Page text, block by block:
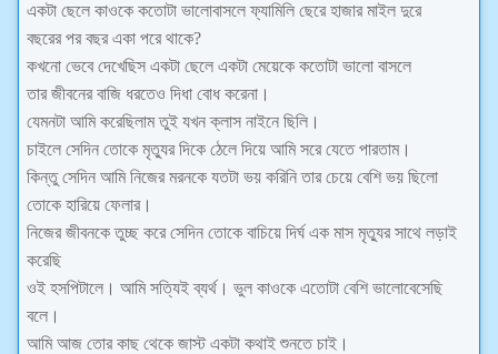
একটা ছেলে কাওকে কতোটা ভালোবাসলে ফ্যামিলি ছেরে হাজার মাইল দুরে
বছরের পর বছর একা পরে থাকে?
কখনো ভেবে দেখেছিস একটা ছেলে একটা মেয়েকে কতোটা ভালো বাসলে
তার জীবনের বাজি ধরতেও দিধা বোধ করেনা।
যেমনটা আমি করেছিলাম তুই যখন ক্লাস নাইনে ছিলি।
চাইলে সেদিন তোকে মৃত্যুর দিকে ঠেলে দিয়ে আমি সরে যেতে পারতাম।
কিন্তু সেদিন আমি নিজের মরনকে যতটা ভয় করিনি তার চেয়ে বেশি ভয় ছিলো
তোকে হারিয়ে ফেলার।
নিজের জীবনকে তুচ্ছ করে সেদিন তোকে বাচিয়ে দির্ঘ এক মাস মৃত্যুর সাথে লড়াই
করেছি
ওই হসপিটালে। আমি সত্যিই ব্যর্থ। ভুল কাওকে এতোটা বেশি ভালোবেসেছি
বলে।
আমি আজ তোর কাছ থেকে জাস্ট একটা কথাই শুনতে চাই।